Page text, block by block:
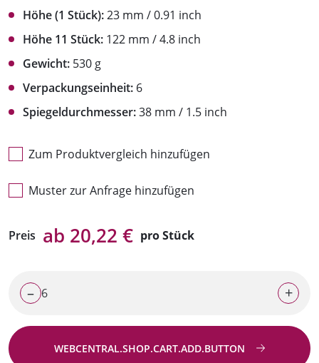
Höhe (1 Stück):23 mm / 0.91 inch
Höhe 11 Stück: 122 mm / 4.8 inch
Gewicht: 530 g
Verpackungseinheit: 6
Spiegeldurchmesser:38 mm / 1.5 inch
Zum Produktvergleich hinzufügen
Muster zur Anfrage hinzufügen
Preis ab 20,22 € pro Stück
– +
WEBCENTRAL.SHOP.CART.ADD.BUTTON